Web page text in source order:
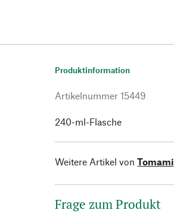
Produktinformation
Artikelnummer 15449
240-ml-Flasche
Weitere Artikel von Tomami
Frage zum Produkt